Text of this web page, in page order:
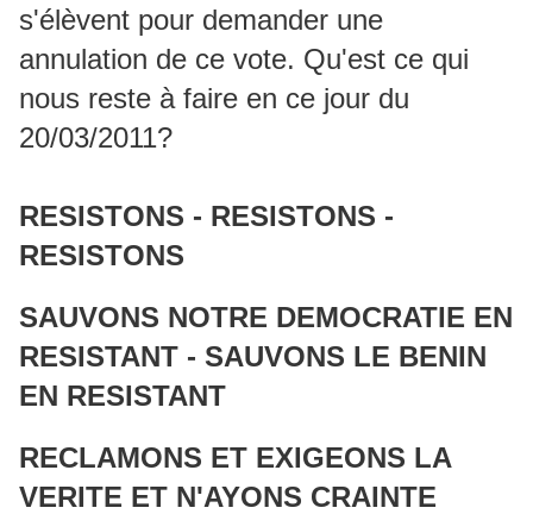
s'élèvent pour demander une
annulation de ce vote. Qu'est ce qui
nous reste à faire en ce jour du
20/03/2011?
RESISTONS - RESISTONS -
RESISTONS
SAUVONS NOTRE DEMOCRATIE EN
RESISTANT - SAUVONS LE BENIN
EN RESISTANT
RECLAMONS ET EXIGEONS LA
VERITE ET N'AYONS CRAINTE